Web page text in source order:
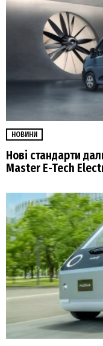
НОВИНИ
Нові стандарти
Master E-Tech